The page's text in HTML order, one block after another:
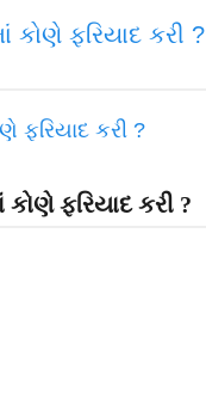
કોણે ફરિયાદ કરી ?
ફરિયાદ કરી ?